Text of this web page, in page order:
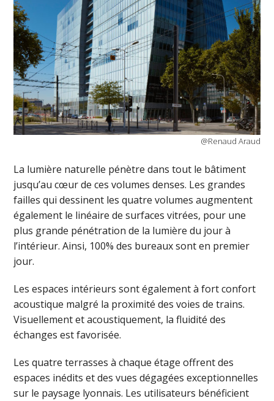
@Renaud Araud
La lumière naturelle pénètre dans tout le bâtiment
jusqu’au cœur de ces volumes denses. Les grandes
failles qui dessinent les quatre volumes augmentent
également le linéaire de surfaces vitrées, pour une
plus grande pénétration de la lumière du jour à
l’intérieur. Ainsi, 100% des bureaux sont en premier
jour.
Les espaces intérieurs sont également à fort confort
acoustique malgré la proximité des voies de trains.
Visuellement et acoustiquement, la fluidité des
échanges est favorisée.
Les quatre terrasses à chaque étage offrent des
espaces inédits et des vues dégagées exceptionnelles
sur le paysage lyonnais. Les utilisateurs bénéficient